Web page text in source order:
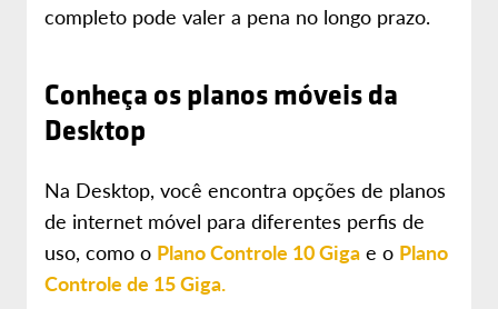
completo pode valer a pena no longo prazo.
Conheça os planos móveis da
Desktop
Na Desktop, você encontra opções de planos
de internet móvel para diferentes perfis de
uso, como o Plano Controle 10 Giga e o Plano
Controle de 15 Giga.